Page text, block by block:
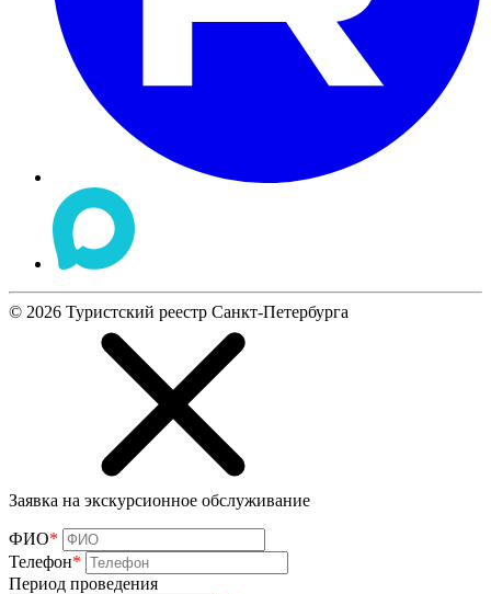
© 2026 Туристский реестр Санкт-Петербурга
Заявка на экскурсионное обслуживание
ФИО*
Телефон*
Период проведения